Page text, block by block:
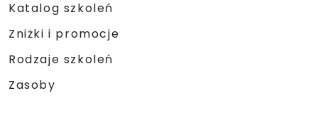
Katalog szkoleń
Zniżki i promocje
Rodzaje szkoleń
Zasoby